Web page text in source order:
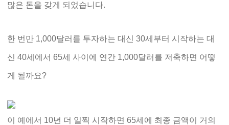
많은 돈을 갖게 되었습니다.
한 번만 1,000달러를 투자하는 대신 30세부터 시작하는 대
신 40세에서 65세 사이에 연간 1,000달러를 저축하면 어떻
게 될까요?
이 예에서 10년 더 일찍 시작하면 65세에 최종 금액이 거의